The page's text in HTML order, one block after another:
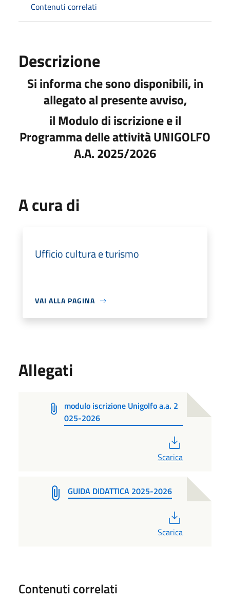
Contenuti correlati
Descrizione
Si informa che sono disponibili, in
allegato al presente avviso,
il Modulo di iscrizione e il
Programma delle attività UNIGOLFO
A.A. 2025/2026
A cura di
Ufficio cultura e turismo
VAI ALLA PAGINA
Allegati
modulo iscrizione Unigolfo a.a. 2
025-2026
Scarica
GUIDA DIDATTICA 2025-2026
Scarica
Contenuti correlati